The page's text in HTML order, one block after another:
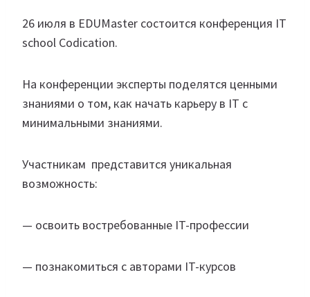
26 июля в EDUMaster состоится конференция IT
school Codication.
На конференции эксперты поделятся ценными
знаниями о том, как начать карьеру в IT с
минимальными знаниями.
Участникам представится уникальная
возможность:
— освоить востребованные IT-профессии
— познакомиться с авторами IT-курсов